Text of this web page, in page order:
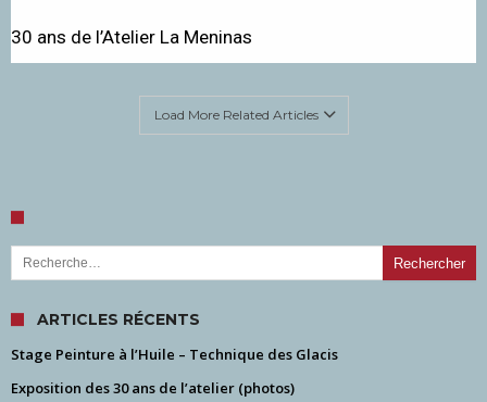
30 ans de l’Atelier La Meninas
Load More Related Articles
Rechercher :
ARTICLES RÉCENTS
Stage Peinture à l’Huile – Technique des Glacis
Exposition des 30 ans de l’atelier (photos)